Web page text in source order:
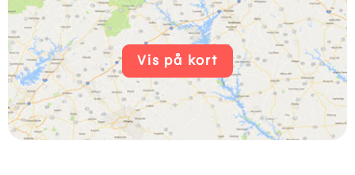
Vis på kort